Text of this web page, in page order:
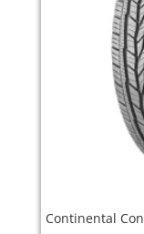
Continental